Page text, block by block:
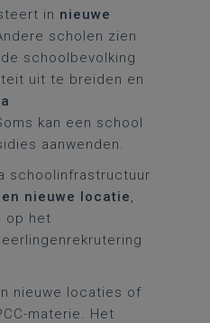
in nieuwe
scholen zien
schoolbevolking
uit te breiden en
kan een school
aanwenden.
schoolinfrastructuur
nieuwe locatie,
op het
nieuwe locaties of
materie. Het